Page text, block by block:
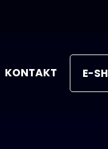
KONTAKT E-